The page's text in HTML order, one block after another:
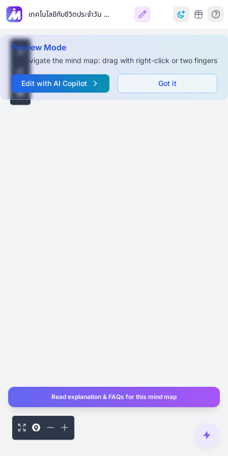
เทคโนโลยีกับชีวิตประจำวัน (Technology in Daily Life)
Preview Mode
To navigate the mind map: drag with right-click or two fingers
Edit with AI Copilot Got it
Read explanation & FAQs for this mind map